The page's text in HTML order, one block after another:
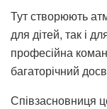
Тут створюють
для дітей, так і
професійна
багаторічний
Співзасновниця